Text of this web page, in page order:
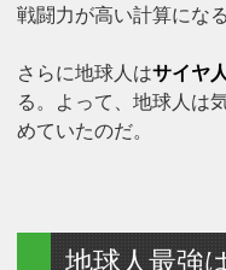
戦闘力が高い計算になる
さらに地球人はサイヤ
る。よって、地球人は
めていたのだ。
地球人最強